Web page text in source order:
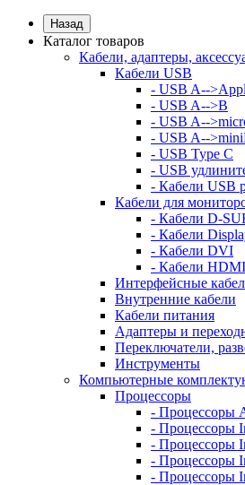
Назад
Каталог товаров
Кабели, адаптеры,
Кабели USB
- USB A--
- USB A-->B
- USB A--
- USB A--
- USB Type C
- USB
- Кабели USB
Кабели для
- Кабели D-
- Кабели
- Кабели DVI
- Кабели HDMI
Интерфейсные
Внутренние кабели
Кабели питания
Адаптеры и
Переключатели,
Инструменты
Компьютерные
Процессоры
- Процессоры
- Процессоры
- Процессоры
- Процессоры
- Процессоры